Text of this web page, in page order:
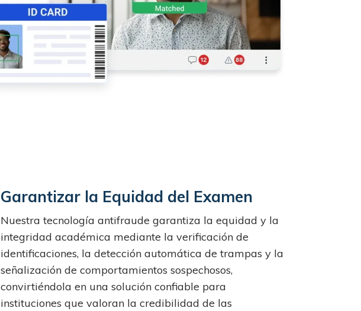
Garantizar la Equidad del Examen
Nuestra tecnología antifraude garantiza la equidad y la
integridad académica mediante la verificación de
identificaciones, la detección automática de trampas y la
señalización de comportamientos sospechosos,
convirtiéndola en una solución confiable para
instituciones que valoran la credibilidad de las